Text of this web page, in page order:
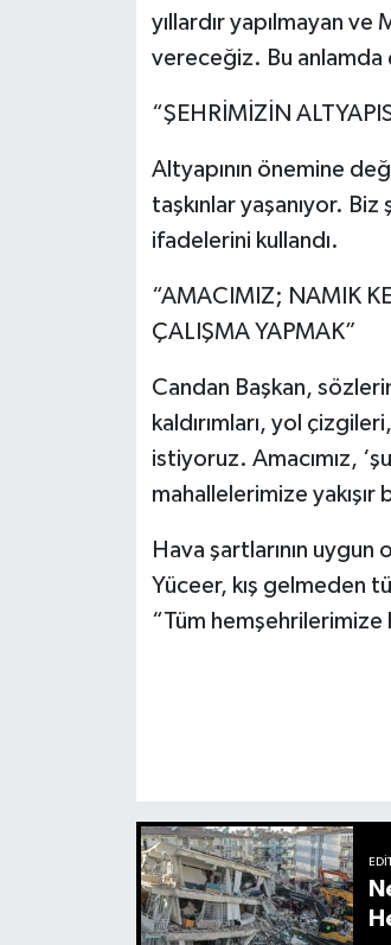
yıllardır yapılmayan ve
vereceğiz. Bu
“ŞEHRİMİZİN
Altyapının önemine
taşkınlar yaşanıyor.
ifadelerini kullandı.
“AMACIMIZ; NAMIK
ÇALIŞMA YAPMAK”
Candan Başkan,
kaldırımları, yol
istiyoruz. Amacımız,
mahallelerimize yakışır
Hava şartlarının uygun
Yüceer, kış gelmeden
“Tüm hemşehrilerimize